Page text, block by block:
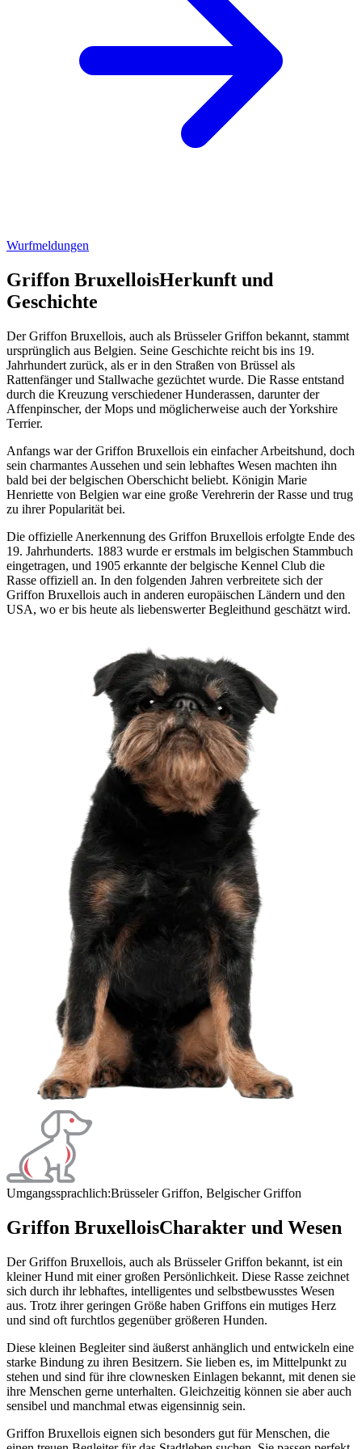
Wurfmeldungen
Griffon BruxelloisHerkunft und
Geschichte
Der Griffon Bruxellois, auch als Brüsseler Griffon bekannt, stammt
ursprünglich aus Belgien. Seine Geschichte reicht bis ins 19.
Jahrhundert zurück, als er in den Straßen von Brüssel als
Rattenfänger und Stallwache gezüchtet wurde. Die Rasse entstand
durch die Kreuzung verschiedener Hunderassen, darunter der
Affenpinscher, der Mops und möglicherweise auch der Yorkshire
Terrier.
Anfangs war der Griffon Bruxellois ein einfacher Arbeitshund, doch
sein charmantes Aussehen und sein lebhaftes Wesen machten ihn
bald bei der belgischen Oberschicht beliebt. Königin Marie
Henriette von Belgien war eine große Verehrerin der Rasse und trug
zu ihrer Popularität bei.
Die offizielle Anerkennung des Griffon Bruxellois erfolgte Ende des
19. Jahrhunderts. 1883 wurde er erstmals im belgischen Stammbuch
eingetragen, und 1905 erkannte der belgische Kennel Club die
Rasse offiziell an. In den folgenden Jahren verbreitete sich der
Griffon Bruxellois auch in anderen europäischen Ländern und den
USA, wo er bis heute als liebenswerter Begleithund geschätzt wird.
Umgangssprachlich:Brüsseler Griffon, Belgischer Griffon
Griffon BruxelloisCharakter und Wesen
Der Griffon Bruxellois, auch als Brüsseler Griffon bekannt, ist ein
kleiner Hund mit einer großen Persönlichkeit. Diese Rasse zeichnet
sich durch ihr lebhaftes, intelligentes und selbstbewusstes Wesen
aus. Trotz ihrer geringen Größe haben Griffons ein mutiges Herz
und sind oft furchtlos gegenüber größeren Hunden.
Diese kleinen Begleiter sind äußerst anhänglich und entwickeln eine
starke Bindung zu ihren Besitzern. Sie lieben es, im Mittelpunkt zu
stehen und sind für ihre clownesken Einlagen bekannt, mit denen sie
ihre Menschen gerne unterhalten. Gleichzeitig können sie aber auch
sensibel und manchmal etwas eigensinnig sein.
Griffon Bruxellois eignen sich besonders gut für Menschen, die